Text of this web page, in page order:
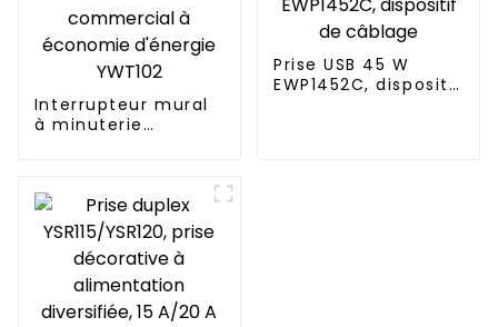
Interrupteur mural
à minuterie
économie d'énergie
YWT102
Prise USB 45 W
EWP1452C, dispositif